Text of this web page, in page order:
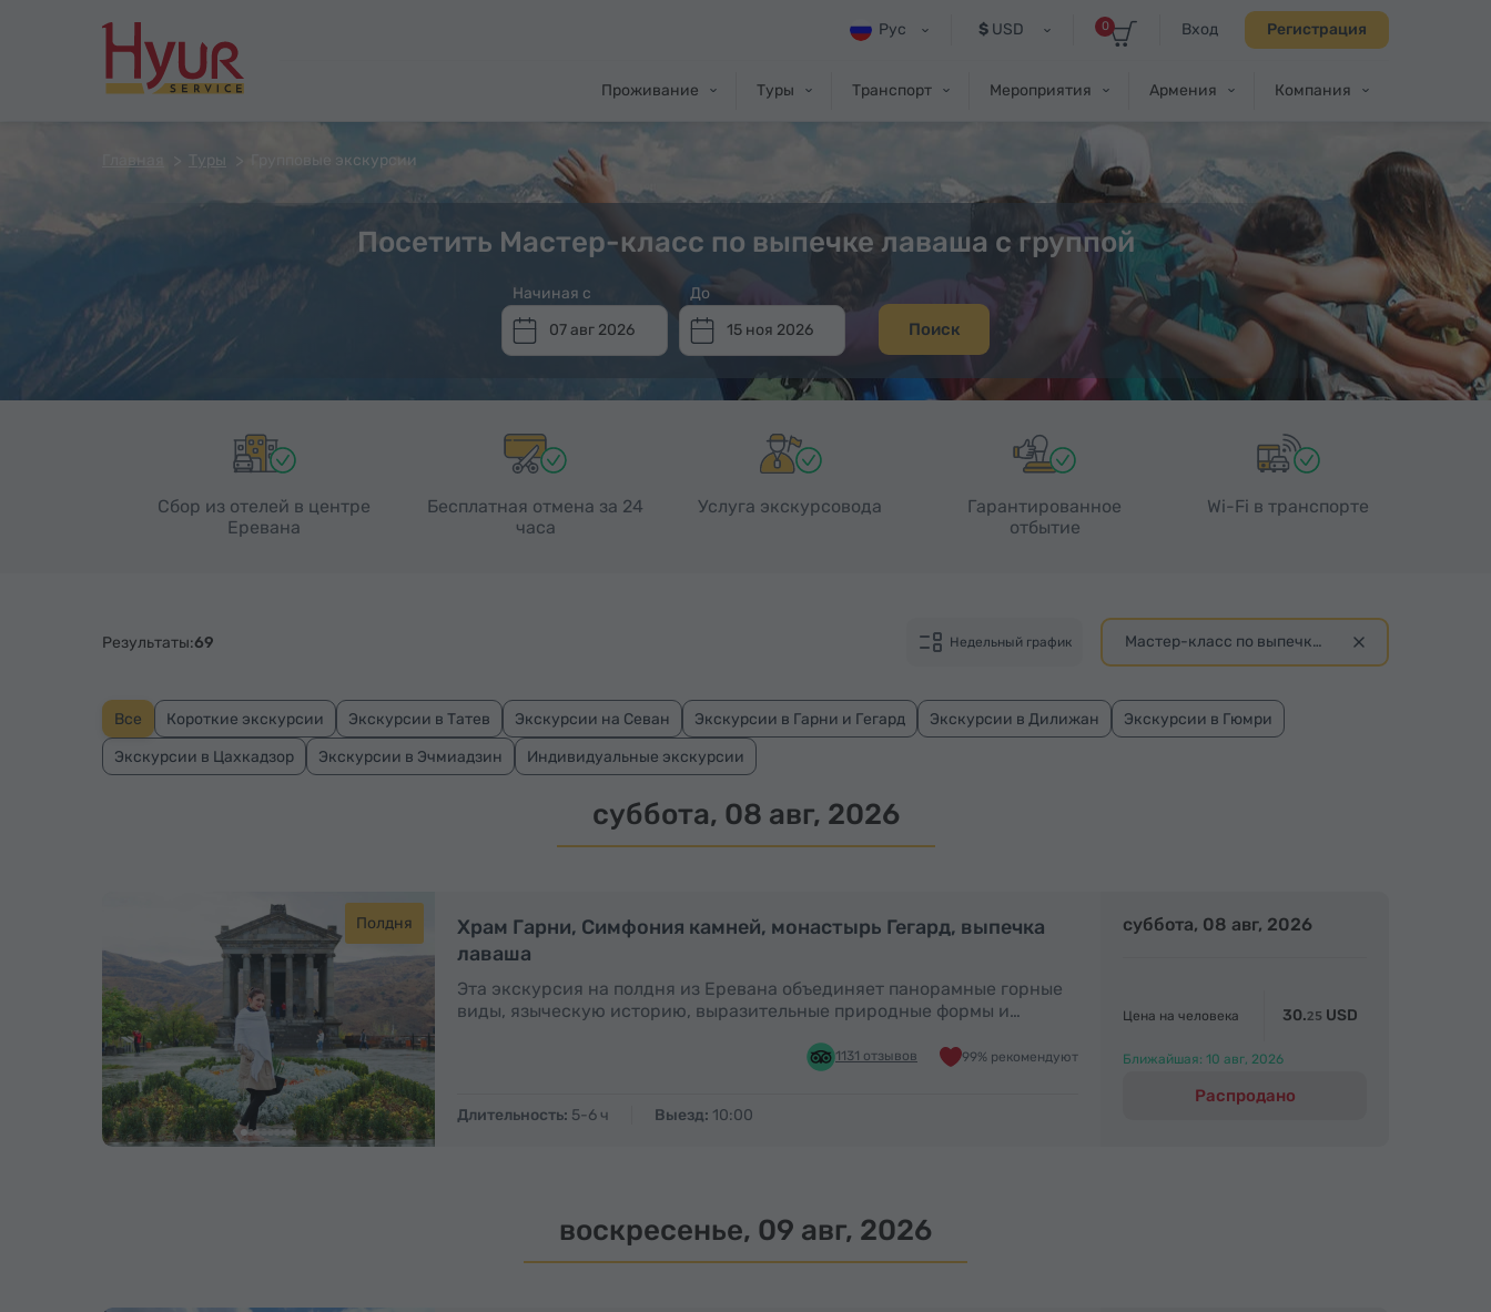
Вход Регистрация
0
$USD
Рус
Проживание Туры Транспорт Мероприятия Армения Компания
Туры Групповые экскурсии
Посетить Мастер-класс по выпечке лаваша с группой
Начиная с
07 авг 2026
До
15 ноя 2026
Поиск
Сбор из отелей в центре
Еревана
Бесплатная отмена за 24
часа
Услуга экскурсовода
Гарантированное
отбытие
Wi-Fi в транспорте
Мастер-класс по выпечке лаваша
Недельный график
Результаты:69
Все Короткие экскурсии Экскурсии в Татев Экскурсии на Севан Экскурсии в Гарни и Гегард Экскурсии в Дилижан
Экскурсии в Гюмри
Экскурсии в Цахкадзор
Экскурсии в Эчмиадзин Индивидуальные экскурсии
суббота, 08 авг, 2026
Полдня Полдня Полдня
Храм Гарни, Симфония камней, монастырь Гегард, выпечка
лаваша
Эта экскурсия на полдня из Еревана объединяет панорамные горные
виды, языческую историю, выразительные природные формы и…
1131 отзывов 99% рекомендуют
Длительность: 5-6 ч Выезд: 10:00
суббота, 08 авг, 2026
Цена на человека 30.25 USD
Ближайшая: 10 авг, 2026
Распродано
воскресенье, 09 авг, 2026